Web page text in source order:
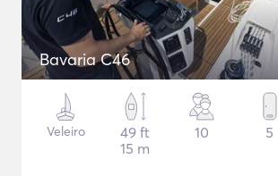
Bavaria C46
Veleiro
49 ft
15 m
10 5